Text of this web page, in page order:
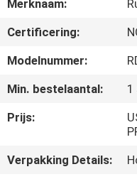
FABRIEKSREIS
CONTACTEER
ONS
NIEUWS
Merknaam:
Certificering:
Modelnummer:
Min. bestelaantal:
1
Prijs:
Verpakking Details: